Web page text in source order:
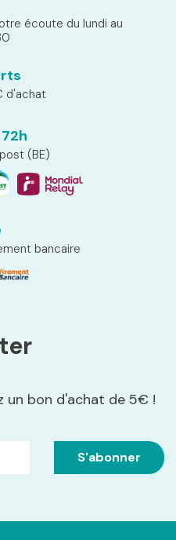
écoute du lundi au
d'achat
(BE)
bancaire
un bon d'achat de 5€ !